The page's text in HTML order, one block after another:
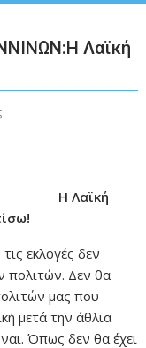
Λαϊκή
Η Λαϊκή
εκλογές δεν
πολιτών. Δεν θα
μας που
μετά την άθλια
Όπως δεν θα έχει